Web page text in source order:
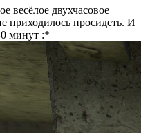
весёлое двухчасовое
приходилось просидеть. И
минут :*